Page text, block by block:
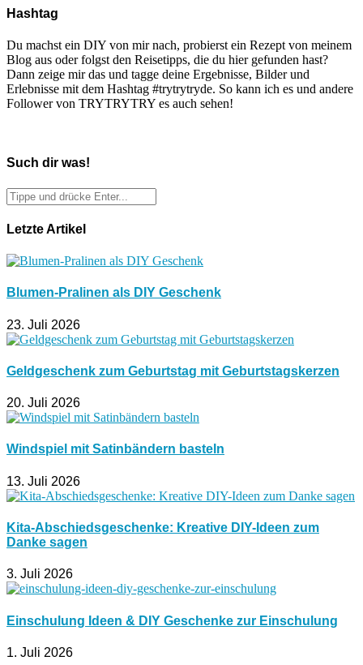
Hashtag
Du machst ein DIY von mir nach, probierst ein Rezept von meinem
Blog aus oder folgst den Reisetipps, die du hier gefunden hast?
Dann zeige mir das und tagge deine Ergebnisse, Bilder und
Erlebnisse mit dem Hashtag #trytrytryde. So kann ich es und andere
Follower von TRYTRYTRY es auch sehen!
Such dir was!
Letzte Artikel
Blumen-Pralinen als DIY Geschenk
23. Juli 2026
Geldgeschenk zum Geburtstag mit Geburtstagskerzen
20. Juli 2026
Windspiel mit Satinbändern basteln
13. Juli 2026
Kita-Abschiedsgeschenke: Kreative DIY-Ideen zum
Danke sagen
3. Juli 2026
Einschulung Ideen & DIY Geschenke zur Einschulung
1. Juli 2026